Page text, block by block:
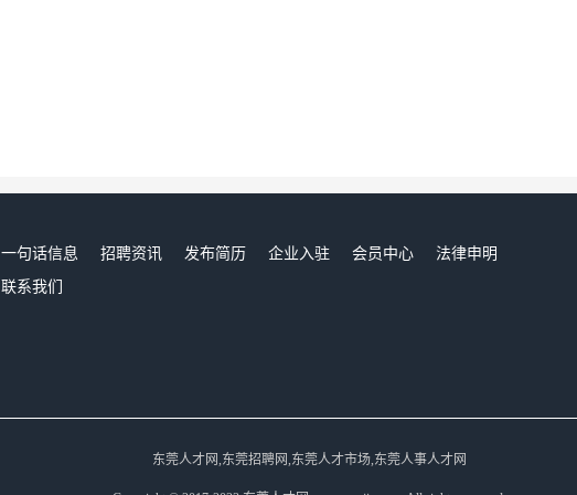
一句话信息 招聘资讯 发布简历 企业入驻 会员中心
法律申明
联系我们
东莞人才网,东莞招聘网,东莞人才市场,东莞人事人才网